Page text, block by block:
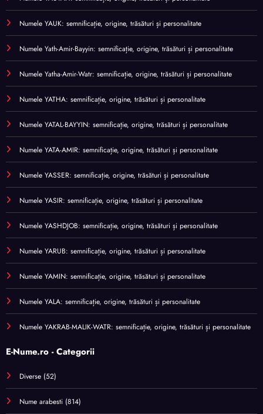
Numele YAUK: semnificație, origine, trăsături și personalitate
Numele Yath-Amir-Bayyin: semnificație, origine, trăsături și personalitate
Numele Yatha-Amir-Watr: semnificație, origine, trăsături și personalitate
Numele YATHA: semnificație, origine, trăsături și personalitate
Numele YATAL-BAYYIN: semnificație, origine, trăsături și personalitate
Numele YATA-AMIR: semnificație, origine, trăsături și personalitate
Numele YASSER: semnificație, origine, trăsături și personalitate
Numele YASIR: semnificație, origine, trăsături și personalitate
Numele YASHDJOB: semnificație, origine, trăsături și personalitate
Numele YARUB: semnificație, origine, trăsături și personalitate
Numele YAMIN: semnificație, origine, trăsături și personalitate
Numele YALA: semnificație, origine, trăsături și personalitate
Numele YAKRAB-MALIK-WATR: semnificație, origine, trăsături și personalitate
E-Nume.ro - Categorii
Diverse (52)
Nume arabesti (814)